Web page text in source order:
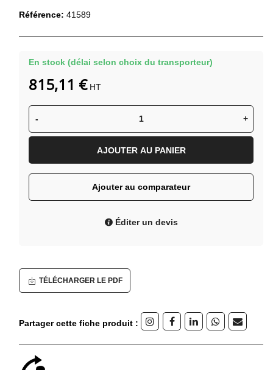
Référence: 41589
En stock (délai selon choix du transporteur)
- +
AJOUTER AU PANIER
Ajouter au comparateur
Éditer un devis
815,11 € HT
TÉLÉCHARGER LE PDF
Partager cette fiche produit :